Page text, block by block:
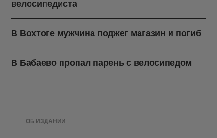
велосипедиста
В Вохтоге мужчина поджег магазин и погиб
В Бабаево пропал парень с велосипедом
ОБ ИЗДАНИИ